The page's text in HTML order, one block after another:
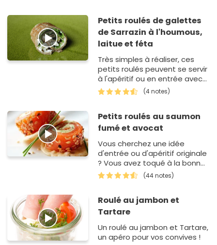
Petits roulés de galettes
de Sarrazin à l'houmous,
laitue et féta
Très simples à réaliser, ces
petits roulés peuvent se servir
à l'apéritif ou en entrée avec
une salade.
(4 notes)
Petits roulés au saumon
fumé et avocat
Vous cherchez une idée
d'entrée ou d'apéritif originale
? Vous avez toqué à la bonne
porte ! Grâce à ces petits
roul…
(44 notes)
Roulé au jambon et
Tartare
Un roulé au jambon et Tartare,
un apéro pour vos convives !